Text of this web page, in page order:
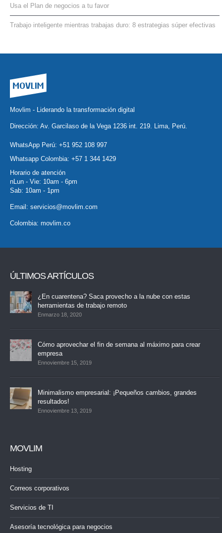
Usa el Plan de negocios a tu favor
Trabajo inteligente mientras trabajas duro: 8 estrategias súper efectivas
Movlim - Liderando la transformación digital
Dirección: Av. Garcilaso de la Vega 1236 int. 219. Lima, Perú.
WhatsApp Perú: +51 952 108 997
Whatsapp Colombia: +57 1 344 1429
Horario de atención
nLun - Vie: 10am - 6pm
Sab: 10am - 1pm
Email: servicios@movlim.com
Colombia: movlim.co
ÚLTIMOS ARTÍCULOS
¿En cuarentena? Saca provecho a la nube con estas
herramientas de trabajo remoto
Enmarzo 18, 2020
Cómo aprovechar el fin de semana al máximo para crear
empresa
Ennoviembre 15, 2019
Minimalismo empresarial: ¡Pequeños cambios, grandes
resultados!
Ennoviembre 13, 2019
MOVLIM
Hosting
Correos corporativos
Servicios de TI
Asesoría tecnológica para negocios